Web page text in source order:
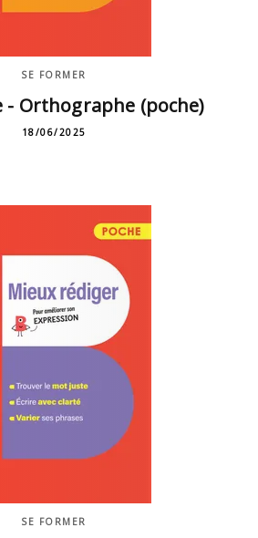
SE FORMER
- Orthographe (poche)
18/06/2025
SE FORMER